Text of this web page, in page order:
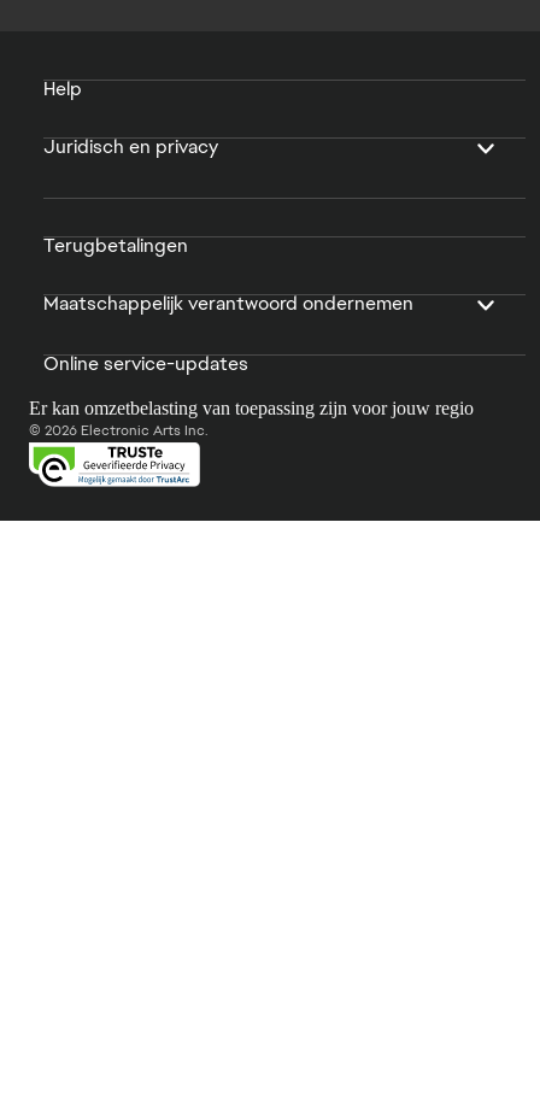
Help
Juridisch en privacy
Terugbetalingen
Maatschappelijk verantwoord ondernemen
Online service-updates
Er kan omzetbelasting van toepassing zijn voor jouw regio
© 2026 Electronic Arts Inc.